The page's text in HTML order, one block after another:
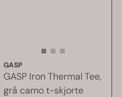
GASP
GASP Iron Thermal Tee,
grå camo t-skjorte